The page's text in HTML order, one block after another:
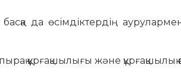
да өсімдіктердің
құрғақшылығы және құрғақшылық